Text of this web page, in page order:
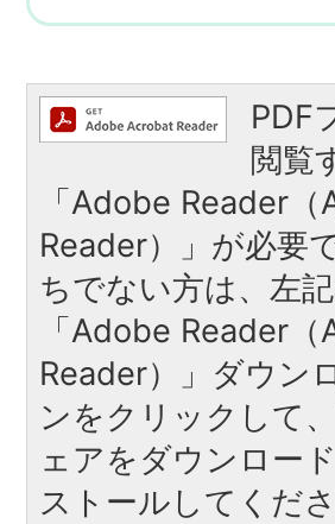
PDF
閲覧
「Adobe Reader
Reader）」が必要
ちでない方は、左
「Adobe Reader
Reader）」ダウン
ンをクリックして
ェアをダウンロー
ストールしてくださ